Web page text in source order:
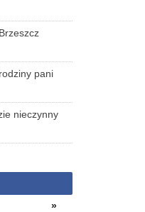
pani
nieczynny
»